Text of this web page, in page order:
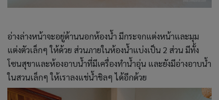
อ่างล่างหน้าจะอยู่ด้านนอกห้องน้ำ มีกระจกแต่งหน้าและมุม
แต่งตัวเล็กๆ ให้ด้วย ส่วนภายในห้องน้ำแบ่งเป็น 2 ส่วน มีทั้ง
โซนสุขาและห้องอาบน้ำที่มีเครื่องทำน้ำอุ่น และยังมีอ่างอาบน้ำ
ในสวนเล็กๆ ให้เราลงแช่น้ำชิลๆ ได้อีกด้วย